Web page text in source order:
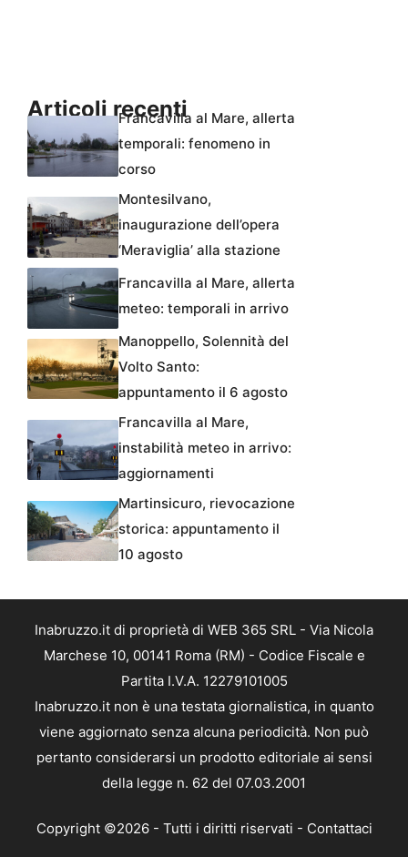
Articoli recentiFrancavilla al Mare, allerta
temporali: fenomeno in
corso
Montesilvano,
inaugurazione dell’opera
‘Meraviglia’ alla stazione
Francavilla al Mare, allerta
meteo: temporali in arrivo
Manoppello, Solennità del
Volto Santo:
appuntamento il 6 agosto
Francavilla al Mare,
instabilità meteo in arrivo:
aggiornamenti
Martinsicuro, rievocazione
storica: appuntamento il
10 agosto
Inabruzzo.it di proprietà di WEB 365 SRL - Via Nicola
Marchese 10, 00141 Roma (RM) - Codice Fiscale e
Partita I.V.A. 12279101005
Inabruzzo.it non è una testata giornalistica, in quanto
viene aggiornato senza alcuna periodicità. Non può
pertanto considerarsi un prodotto editoriale ai sensi
della legge n. 62 del 07.03.2001
Copyright ©2026 - Tutti i diritti riservati - Contattaci